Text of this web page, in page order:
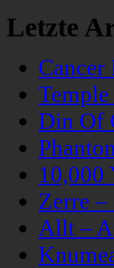
Letzte
Din Of
10,000
Zerre
Allt –